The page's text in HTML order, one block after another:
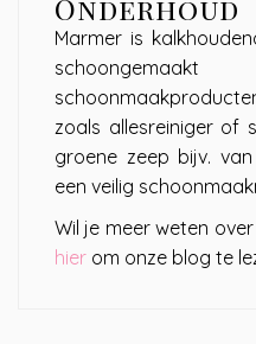
Onderhoud
Marmer is
zoals allesreiniger of
groene zeep bijv.
een veilig
Wil je meer weten
hier om onze blog te